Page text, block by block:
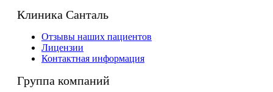
Клиника Санталь
Отзывы наших пациентов
Лицензии
Контактная информация
Группа компаний